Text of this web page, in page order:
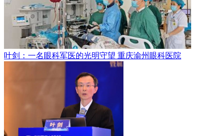
叶剑：一名眼科军医的光明守望 重庆渝州眼科医院